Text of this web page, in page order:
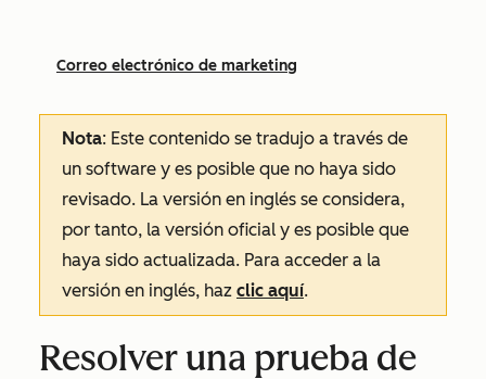
Correo electrónico de marketing
Nota: Este contenido se tradujo a través de
un software y es posible que no haya sido
revisado. La versión en inglés se considera,
por tanto, la versión oficial y es posible que
haya sido actualizada. Para acceder a la
versión en inglés, haz clic aquí.
Resolver una prueba de